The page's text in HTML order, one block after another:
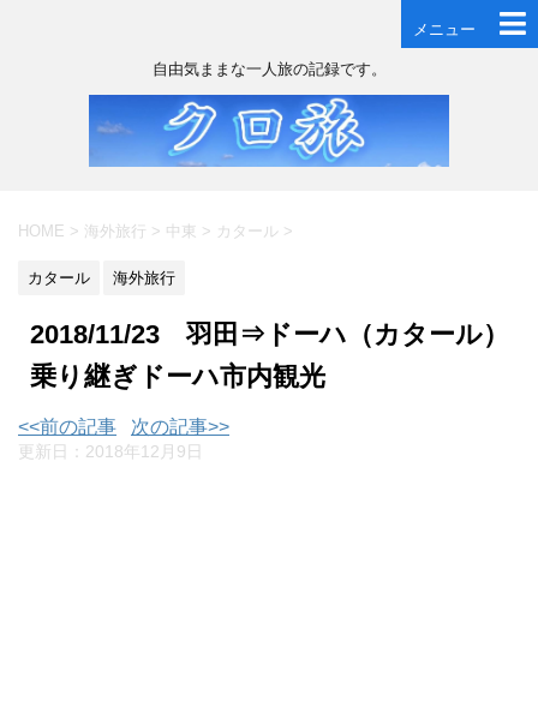
メニュー
自由気ままな一人旅の記録です。
HOME > 海外旅行 > 中東 > カタール >
カタール 海外旅行
2018/11/23 羽田⇒ドーハ（カタール）
乗り継ぎドーハ市内観光
<<前の記事 次の記事>>
更新日： 2018年12月9日